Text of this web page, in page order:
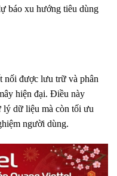
báo xu hướng tiêu dùng
nối được lưu trữ và phân
hiện đại. Điều này
lý dữ liệu mà còn tối ưu
người dùng.